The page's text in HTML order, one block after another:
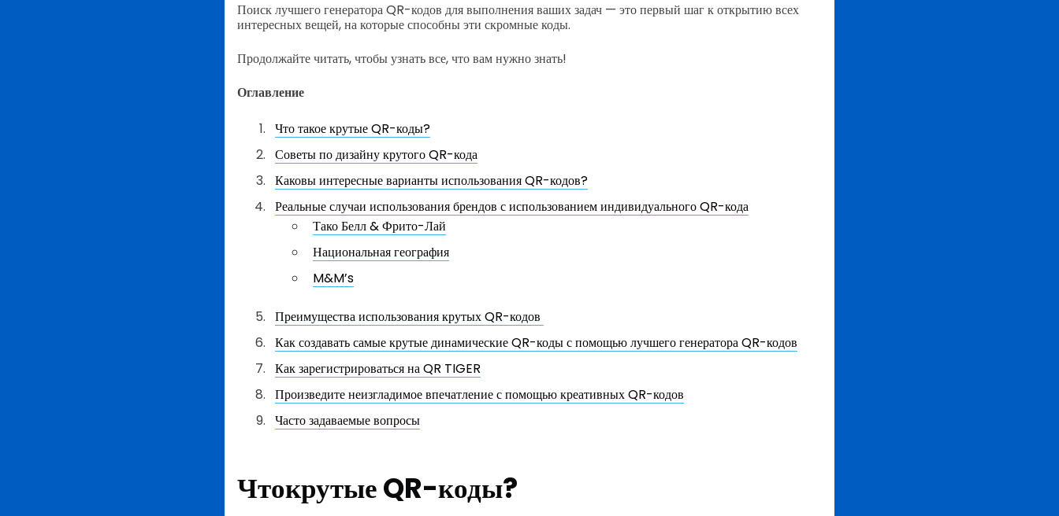
Поиск лучшего генератора QR-кодов для выполнения ваших задач — это первый шаг к открытию всех
интересных вещей, на которые способны эти скромные коды.
Продолжайте читать, чтобы узнать все, что вам нужно знать!
Оглавление
Что такое крутые QR-коды?
Советы по дизайну крутого QR-кода
Каковы интересные варианты использования QR-кодов?
Реальные случаи использования брендов с использованием индивидуального QR-кода
Тако Белл & Фрито-Лай
Национальная география
M&M’s
Преимущества использования крутых QR-кодов
Как создавать самые крутые динамические QR-коды с помощью лучшего генератора QR-кодов
Как зарегистрироваться на QR TIGER
Произведите неизгладимое впечатление с помощью креативных QR-кодов
Часто задаваемые вопросы
Чтокрутые QR-коды?